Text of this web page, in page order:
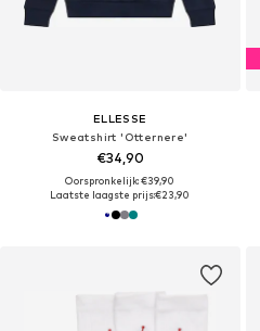
ELLESSE
Sweatshirt 'Otternere'
€34,90
Oorspronkelijk: €39,90
Laatste laagste prijs:€23,90